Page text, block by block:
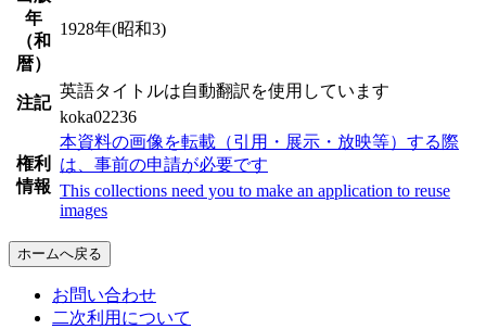
年
（和
暦）
1928年(昭和3)
注記
英語タイトルは自動翻訳を使用しています
koka02236
権利
情報
本資料の画像を転載（引用・展示・放映等）する際
は、事前の申請が必要です
This collections need you to make an application to reuse
images
ホームへ戻る
お問い合わせ
二次利用について